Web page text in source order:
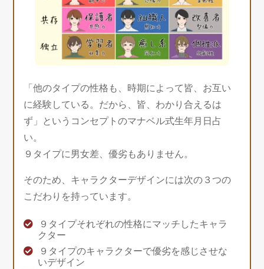
「他のタイプの性格も、時期によって皆、お互い
に経験している。だから、皆、わかり合えるは
ず」というコンセプトのマナベル式生年月日占
い。
９タイプに男女差、優劣もありません。
そのため、キャラクターデザインには次の３つの
こだわりを持っています。
９タイプそれぞれの性格にマッチしたキャラ
クター
９タイプのキャラクターで優劣を感じさせな
いデザイン